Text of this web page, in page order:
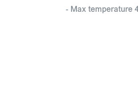
- Max temperature